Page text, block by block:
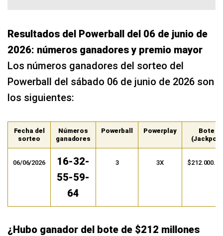
Resultados del Powerball del 06 de junio de
2026: números ganadores y premio mayor
Los números ganadores del sorteo del
Powerball del sábado 06 de junio de 2026 son
los siguientes:
Fecha del
sorteo
Números
ganadores
Powerball Powerplay
Bote
(Jackpot)
06/06/2026
16-32-
55-59-
64
3 3X
¿Hubo ganador del bote de $212 millones